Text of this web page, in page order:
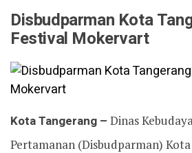
Disbudparman Kota
Festival Mokervart
Kota Tangerang – Dinas
Pertamanan (Disbudparman)